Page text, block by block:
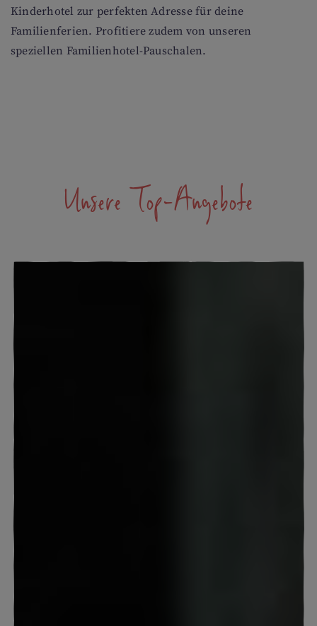
Kinderhotel zur perfekten Adresse für deine
Familienferien. Profitiere zudem von unseren
speziellen Familienhotel-Pauschalen.
Unsere Top-Angebote